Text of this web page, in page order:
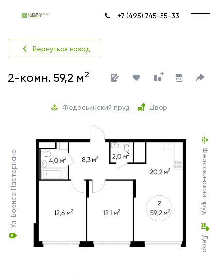
+7 (495) 745-55-33
Вернуться назад
2-комн. 59,2 м2
Ул. Бориса Пастернака Федосьинский пруд
Двор
Федосьинский пруд Двор